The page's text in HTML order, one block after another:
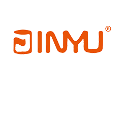
Hogar